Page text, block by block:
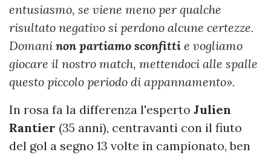
entusiasmo, se viene meno per qualche
risultato negativo si perdono alcune certezze.
Domani non partiamo sconfitti e vogliamo
giocare il nostro match, mettendoci alle spalle
questo piccolo periodo di appannamento».
In rosa fa la differenza l'esperto Julien
Rantier (35 anni), centravanti con il fiuto
del gol a segno 13 volte in campionato, ben